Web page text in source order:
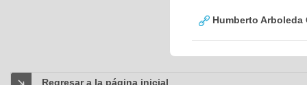
Humberto Arboleda
Regresar a la página inicial